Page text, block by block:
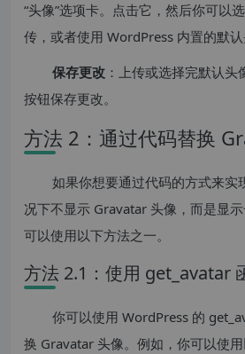
“头像”选项卡。点击它，然后你可以
传，或者使用 WordPress 内置的默认
保存更改 ：上传或选择完默认头
按钮保存更改。
方法 2：通过代码替换
如果你想要通过代码的方式来实
况下不显示 Gravatar 头像，而是显
可以使用以下方法之一。
方法 2.1：使用 get_avatar
你可以使用 WordPress 的
换 Gravatar 头像。例如，你可以使